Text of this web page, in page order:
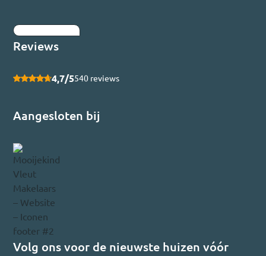
Reviews
4,7/5540 reviews
Aangesloten bij
Volg ons voor de nieuwste huizen vóór